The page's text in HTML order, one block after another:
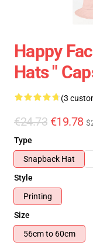
Happy
Hats "
(3
€24.73 €19.78
Type
Snapback Hat
Style
Printing
Size
56cm to 60cm